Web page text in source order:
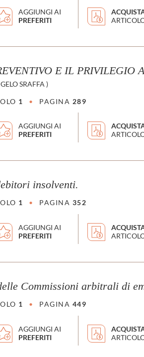
AGGIUNGI AI
PREFERITI
E IL PRIVILEGIO
SRAFFA )
1 • PAGINA 289
AGGIUNGI AI
PREFERITI
insolventi.
1 • PAGINA 352
AGGIUNGI AI
PREFERITI
Commissioni arbitrali di
1 • PAGINA 449
AGGIUNGI AI
PREFERITI